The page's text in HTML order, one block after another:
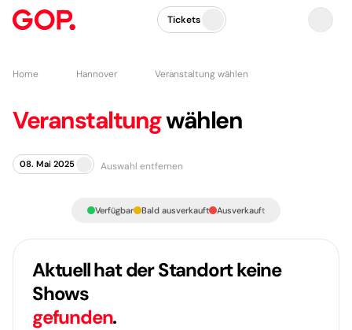
Tickets
Veranstaltung wählen
Hannover
Home
Veranstaltungwählen
08. Mai 2025 Auswahl entfernen
Verfügbar Bald ausverkauft Ausverkauft
Aktuell hat der Standort keine
Shows
gefunden.